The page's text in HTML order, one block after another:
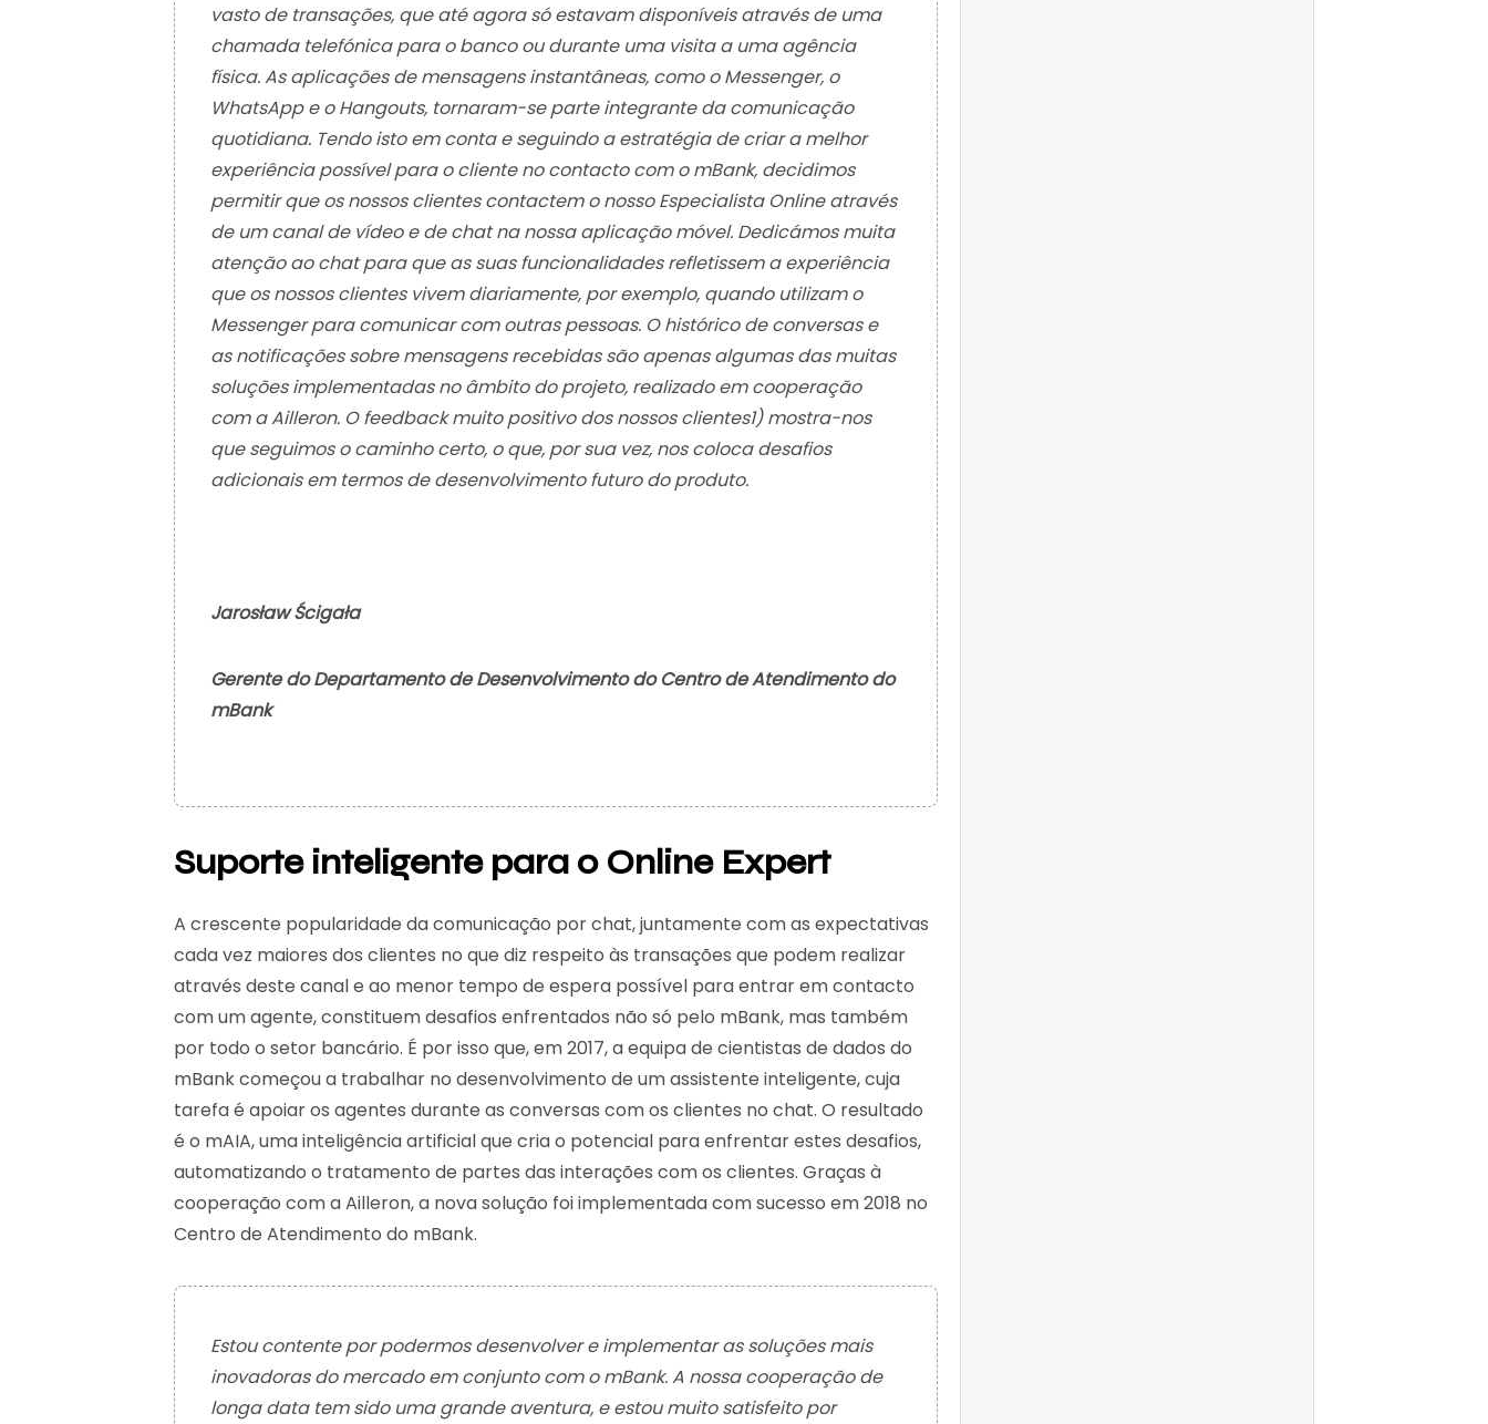
vasto de transações, que até agora só estavam disponíveis através de uma
chamada telefónica para o banco ou durante uma visita a uma agência
física. As aplicações de mensagens instantâneas, como o Messenger, o
WhatsApp e o Hangouts, tornaram-se parte integrante da comunicação
quotidiana. Tendo isto em conta e seguindo a estratégia de criar a melhor
experiência possível para o cliente no contacto com o mBank, decidimos
permitir que os nossos clientes contactem o nosso Especialista Online através
de um canal de vídeo e de chat na nossa aplicação móvel. Dedicámos muita
atenção ao chat para que as suas funcionalidades refletissem a experiência
que os nossos clientes vivem diariamente, por exemplo, quando utilizam o
Messenger para comunicar com outras pessoas. O histórico de conversas e
as notificações sobre mensagens recebidas são apenas algumas das muitas
soluções implementadas no âmbito do projeto, realizado em cooperação
com a Ailleron. O feedback muito positivo dos nossos clientes1) mostra-nos
que seguimos o caminho certo, o que, por sua vez, nos coloca desafios
adicionais em termos de desenvolvimento futuro do produto.
Jarosław Ścigała
Gerente do Departamento de Desenvolvimento do Centro de Atendimento do
mBank
Suporte inteligente para o Online Expert
A crescente popularidade da comunicação por chat, juntamente com as expectativas
cada vez maiores dos clientes no que diz respeito às transações que podem realizar
através deste canal e ao menor tempo de espera possível para entrar em contacto
com um agente, constituem desafios enfrentados não só pelo mBank, mas também
por todo o setor bancário. É por isso que, em 2017, a equipa de cientistas de dados do
mBank começou a trabalhar no desenvolvimento de um assistente inteligente, cuja
tarefa é apoiar os agentes durante as conversas com os clientes no chat. O resultado
é o mAIA, uma inteligência artificial que cria o potencial para enfrentar estes desafios,
automatizando o tratamento de partes das interações com os clientes. Graças à
cooperação com a Ailleron, a nova solução foi implementada com sucesso em 2018 no
Centro de Atendimento do mBank.
Estou contente por podermos desenvolver e implementar as soluções mais
inovadoras do mercado em conjunto com o mBank. A nossa cooperação de
longa data tem sido uma grande aventura, e estou muito satisfeito por